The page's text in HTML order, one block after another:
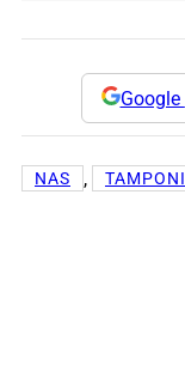
Google
NAS , TAMPONI